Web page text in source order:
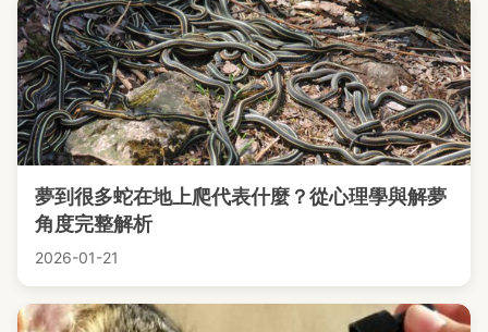
夢到很多蛇在地上爬代表什麼？從心理學與解夢
角度完整解析
2026-01-21